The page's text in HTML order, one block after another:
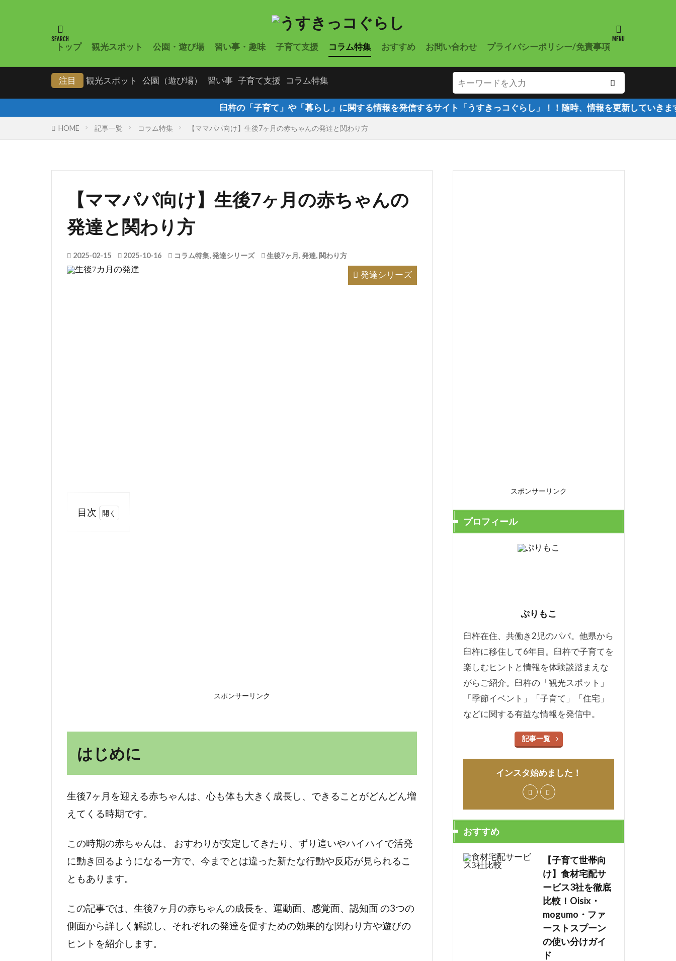
トップ 観光スポット 公園・遊び場 習い事・趣味 子育て支援 コラム特集 おすすめ お問い合わせ プライバシーポリシー/免責事項
注目 観光スポット 公園（遊び場） 習い事 子育て支援 コラム特集
臼杵の「子育て」や「暮らし」に関する情報を発信するサイト「うすきっコぐらし」！！随時、情報を更新していきます！
HOME 記事一覧 コラム特集 【ママパパ向け】生後7ヶ月の赤ちゃんの発達と関わり方
【ママパパ向け】生後7ヶ月の赤ちゃんの
発達と関わり方
2025-02-15 2025-10-16 コラム特集,発達シリーズ 生後7ヶ月,発達, 関わり方
発達シリーズ
目次
1
達
2.1
面の
発達
おすわ
りが安
寝返り
が上手
になる
2.1.3
スポンサーリンク
はじめに
生後7ヶ月を迎える赤ちゃんは、心も体も大きく成長し、できることがどんどん増
えてくる時期です。
この時期の赤ちゃんは、 おすわりが安定してきたり、ずり這いやハイハイで活発
に動き回るようになる一方で、今までとは違った新たな行動や反応が見られるこ
ともあります。
この記事では、生後7ヶ月の赤ちゃんの成長を、運動面、感覚面、認知面 の3つの
側面から詳しく解説し、それぞれの発達を促すための効果的な関わり方や遊びの
ヒントを紹介します。
スポンサーリンク
プロフィール
ぷりもこ
臼杵在住、共働き2児のパパ。他県から
臼杵に移住して6年目。臼杵で子育てを
楽しむヒントと情報を体験談踏まえな
がらご紹介。臼杵の「観光スポット」
「季節イベント」「子育て」「住宅」
などに関する有益な情報を発信中。
記事一覧
インスタ始めました！
おすすめ
【子育て世帯向
け】食材宅配サ
ービス3社を徹底
比較！Oisix・
mogumo・ファ
ーストスプーン
の使い分けガイ
ド